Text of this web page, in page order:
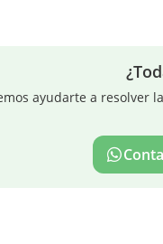
ayudarte a resolver